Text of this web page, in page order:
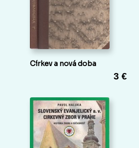
Církev a nová doba
3 €